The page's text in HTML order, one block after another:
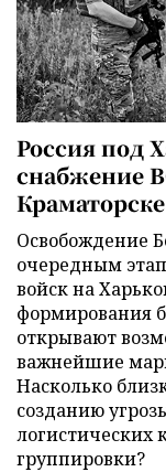
Россия под
снабжение
Краматорске
Освобождение
очередным
войск на
формирования
открывают
важнейшие
Насколько
созданию
логистических
группировки?